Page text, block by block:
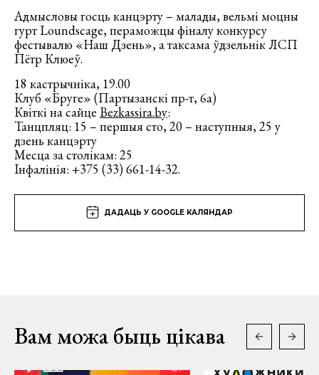
Адмысловы госць канцэрту – малады, вельмі моцны
гурт Loundscage, пераможцы фіналу конкурсу
фестывалю «Наш Дзень», а таксама ўдзельнік ЛСП
Пётр Клюеў.
18 кастрычніка, 19.00
Клуб «Бруге» (Партызанскі пр-т, 6а)
Квіткі на сайце Bezkassira.by:
Танцпляц: 15 – першыя сто, 20 – наступныя, 25 у
дзень канцэрту
Месца за столікам: 25
Інфалінія: +375 (33) 661-14-32.
ДАДАЦЬ У GOOGLE КАЛЯНДАР
Вам можа быць цікава